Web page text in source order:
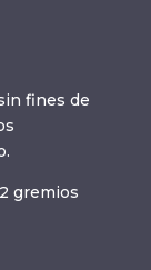
fines de
gremios